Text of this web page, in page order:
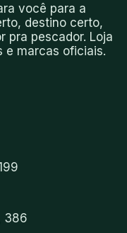
você para a
destino certo,
pra pescador. Loja
e marcas oficiais.
386